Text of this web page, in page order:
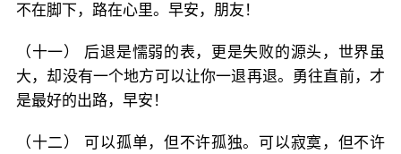
不在脚下，路在心里。早安，朋友！
（十一） 后退是懦弱的表，更是失败的源头，世界虽
大，却没有一个地方可以让你一退再退。勇往直前，才
是最好的出路，早安！
（十二） 可以孤单，但不许孤独。可以寂寞，但不许